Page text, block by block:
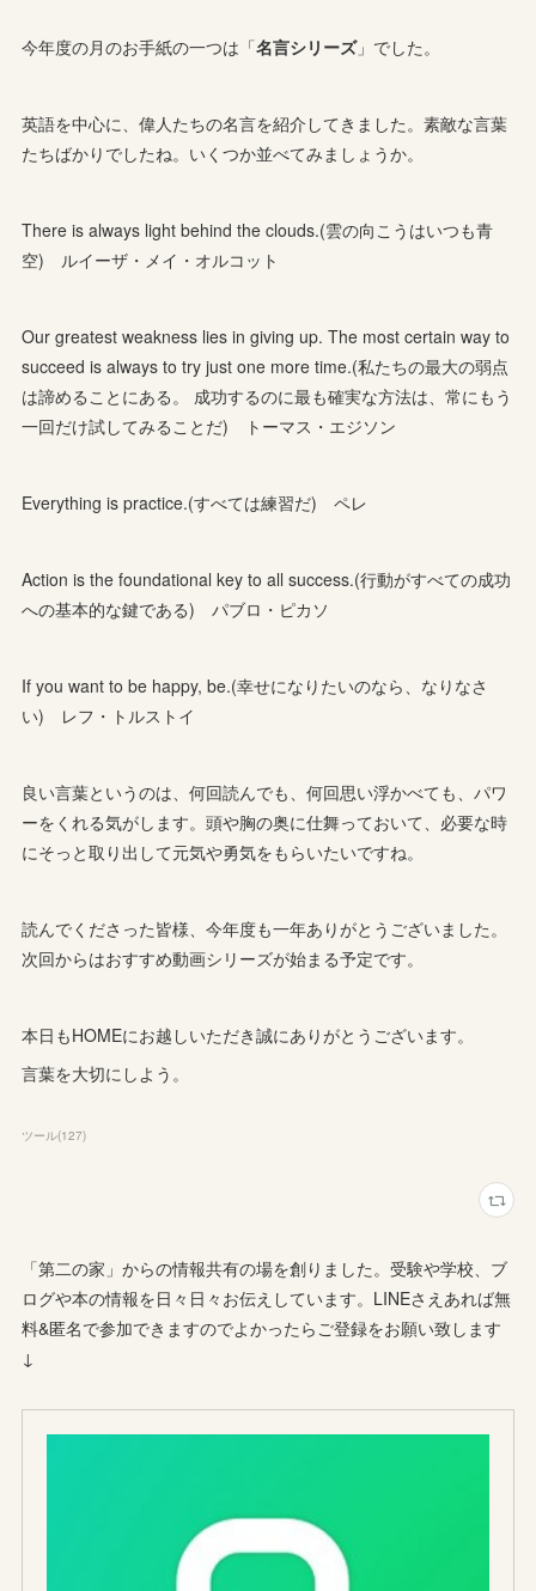
今年度の月のお手紙の一つは「名言シリーズ」でした。
英語を中心に、偉人たちの名言を紹介してきました。素敵な言葉
たちばかりでしたね。いくつか並べてみましょうか。
There is always light behind the clouds.(雲の向こうはいつも青
空) ルイーザ・メイ・オルコット
Our greatest weakness lies in giving up. The most certain way to
succeed is always to try just one more time.(私たちの最大の弱点
は諦めることにある。 成功するのに最も確実な方法は、常にもう
一回だけ試してみることだ) トーマス・エジソン
Everything is practice.(すべては練習だ) ペレ
Action is the foundational key to all success.(行動がすべての成功
への基本的な鍵である) パブロ・ピカソ
If you want to be happy, be.(幸せになりたいのなら、なりなさ
い) レフ・トルストイ
良い言葉というのは、何回読んでも、何回思い浮かべても、パワ
ーをくれる気がします。頭や胸の奥に仕舞っておいて、必要な時
にそっと取り出して元気や勇気をもらいたいですね。
読んでくださった皆様、今年度も一年ありがとうございました。
次回からはおすすめ動画シリーズが始まる予定です。
本日もHOMEにお越しいただき誠にありがとうございます。
言葉を大切にしよう。
ツール(127)
「第二の家」からの情報共有の場を創りました。受験や学校、ブ
ログや本の情報を日々日々お伝えしています。LINEさえあれば無
料&匿名で参加できますのでよかったらご登録をお願い致します
↓